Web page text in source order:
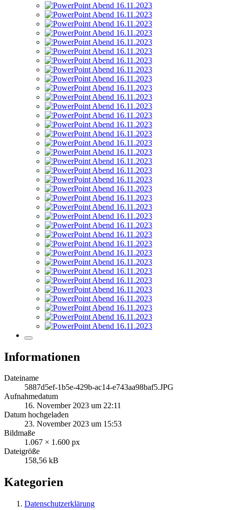
Informationen
Dateiname
5887d5ef-1b5e-429b-ac14-e743aa98baf5.JPG
Aufnahmedatum
16. November 2023 um 22:11
Datum hochgeladen
23. November 2023 um 15:53
Bildmaße
1.067 × 1.600 px
Dateigröße
158,56 kB
Kategorien
Datenschutzerklärung